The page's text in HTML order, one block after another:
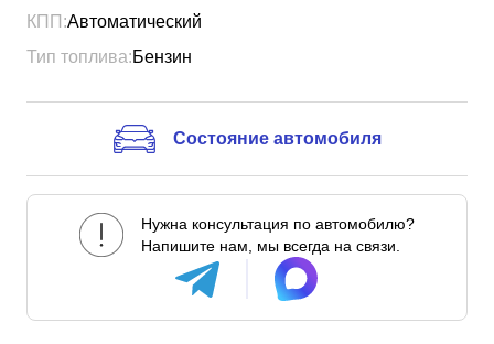
КПП:Автоматический
Тип топлива:Бензин
Состояние автомобиля
Нужна консультация по автомобилю?
Напишите нам, мы всегда на связи.